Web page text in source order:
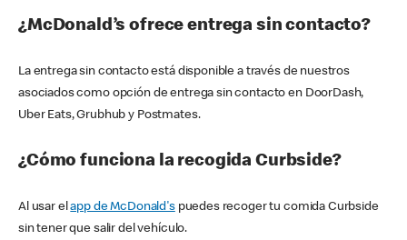
¿McDonald’s ofrece entrega sin contacto?
La entrega sin contacto está disponible a través de nuestros
asociados como opción de entrega sin contacto en DoorDash,
Uber Eats, Grubhub y Postmates.
¿Cómo funciona la recogida Curbside?
Al usar elapp de McDonald'spuedes recoger tu comida Curbside
sin tener que salir del vehículo.